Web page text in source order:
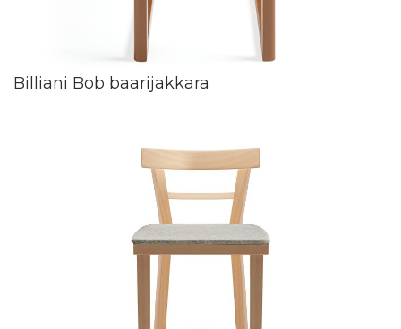
Billiani Bob baarijakkara